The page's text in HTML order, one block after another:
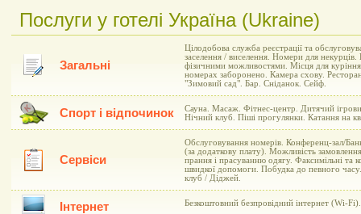
Послуги у готелі Україна (Ukraine)
Загальні
Цілодобова служба реєстрації та
заселення / виселення. Номери для
фізичними можливостями. Місця для
номерах заборонено. Камера схову. Ресторан
"Зимовий сад". Бар. Сніданок. Сейф.
Спорт і відпочинок
Сауна. Масаж. Фітнес-центр. Дитячий
Нічний клуб. Піші прогулянки. Катання на
Сервіси
Обслуговування номерів. Конференц-зал/
(за додаткову плату). Можливість
прання і прасуванню одягу. Факсимільні та
швидкої допомоги. Побудка до певного
клуб / Діджей.
Інтернет Безкоштовний безпровідний інтернет (Wi-Fi).